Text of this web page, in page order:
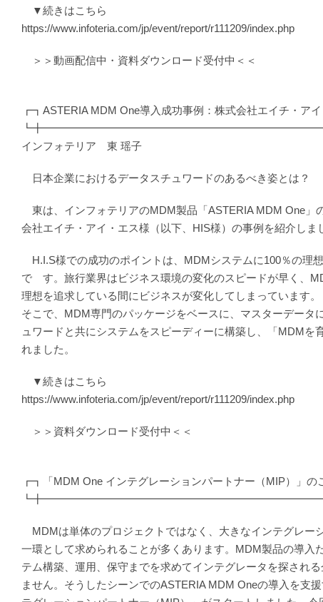
▼続きはこちら
https://www.infoteria.com/jp/event/report/r111209/index.php
＞＞動画配信中・資料ダウンロード受付中＜＜
┏┓ASTERIA MDM One導入成功事例：株式会社エイチ・ア
インフォテリア 東 瑶子
日本企業におけるデータスチュワードのあるべき姿とは？
東は、インフォテリアのMDM製品「ASTERIA MDM One」
会社エイチ・アイ・エス様（以下、HIS様）の事例を紹介しま
H.I.S様での成功のポイントは、MDMシステムに100％の理
で す。旅行業界はビジネス環境の変化のスピードが早く、
理想を追求している間にビジネスが変化してしまっています。
そこで、MDM専門のパッケージをベースに、マスターデータ
ュワードと共にシステムをスピーディーに構築し、「MDMを
れました。
▼続きはこちら
https://www.infoteria.com/jp/event/report/r111209/index.php
＞＞資料ダウンロード受付中＜＜
┏┓「MDM One インテグレーションパートナー（MIP）」の
MDMは単体のプロジェクトではなく、大きなインテグレー
一環として求められることが多くあります。MDM製品の導入
テム構築、運用、保守までを求めてインテグレータを探され
ません。そうしたシーンでのASTERIA MDM Oneの導入を支